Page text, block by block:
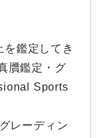
鑑定してき
贋鑑定・グ
Sports
レーディン